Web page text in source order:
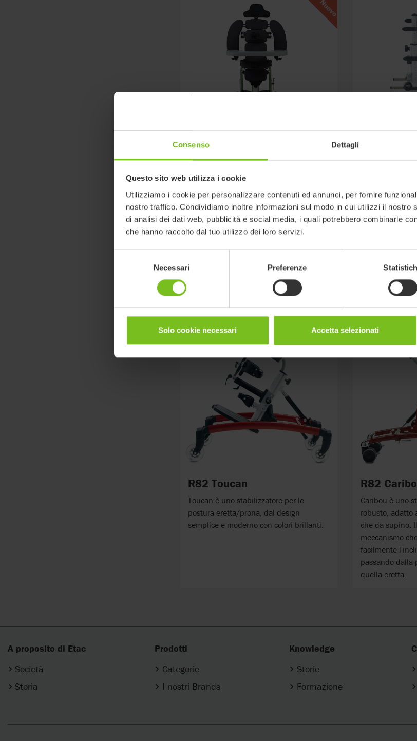
Consenso Dettagli
Questo sito web utilizza i cookie
Utilizziamo i cookie per personalizzare contenuti ed annunci, per fornire
nostro traffico. Condividiamo inoltre informazioni sul modo in cui utilizzi il nostro
di analisi dei dati web, pubblicità e social media, i quali potrebbero combinarle
che hanno raccolto dal tuo utilizzo dei loro servizi.
Necessari Preferenze
Solo cookie necessari Accetta selezionati
Nuovo
Addax è uno stabilizzatore per la postura
prona e supina, con un telaio facilmente
accessibile per i trasferimenti
personalizzabile con una vasta gamma
di accessori.
regolabili per
tronco.
R82 Toucan
Toucan è uno stabilizzatore per le
postura eretta/prona, dal design
semplice e moderno con colori brillanti.
R82
Caribou è uno
robusto, adatto
che da supino.
meccanismo
facilmente
passando dalla
quella eretta.
A proposito di Etac
Società
Storia
Prodotti
Categorie
I nostri Brands
Knowledge
Storie
Formazione